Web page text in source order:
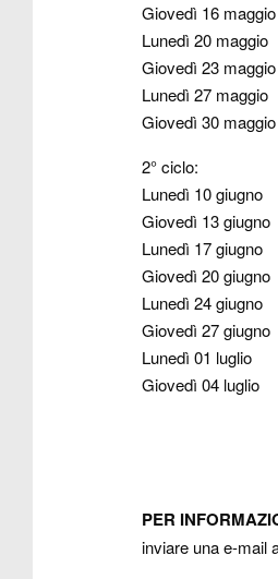
Giovedì 16 maggio
Lunedì 20 maggio
Giovedì 23 maggio
Lunedì 27 maggio
Giovedì 30 maggio
2° ciclo:
Lunedì 10 giugno
Giovedì 13 giugno
Lunedì 17 giugno
Giovedì 20 giugno
Lunedì 24 giugno
Giovedì 27 giugno
Lunedì 01 luglio
Giovedì 04 luglio
PER
inviare una e-mail